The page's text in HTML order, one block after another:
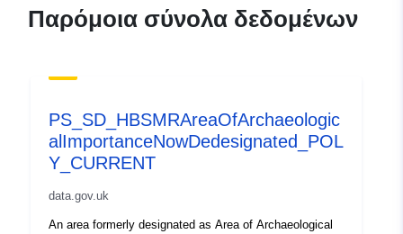
Παρόμοια σύνολα δεδομένων
PS_SD_HBSMRAreaOfArchaeologic
alImportanceNowDedesignated_POL
Y_CURRENT
data.gov.uk
An area formerly designated as Area of Archaeological